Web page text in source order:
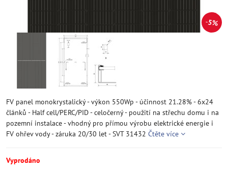
5%
FV panel monokrystalický - výkon 550Wp - účinnost 21.28% - 6x24
článků - Half cell/PERC/PID - celočerný - použití na střechu domu i na
pozemní instalace - vhodný pro přímou výrobu elektrické energie i
FV ohřev vody - záruka 20/30 let - SVT 31432 Čtěte více
Vyprodáno